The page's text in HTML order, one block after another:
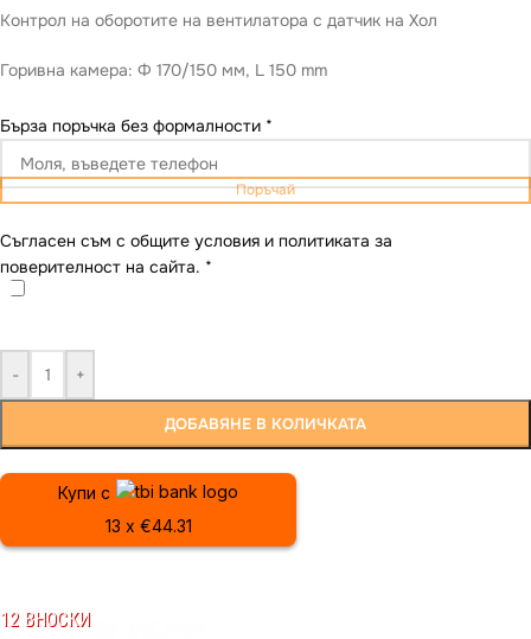
Контрол на оборотите на вентилатора с датчик на Хол
Горивна камера: Ф 170/150 мм, L 150 mm
Бърза поръчка без формалности *
Поръчай
Съгласен съм с общите условия и политиката за
поверителност на сайта. *
- +
ДОБАВЯНЕ В КОЛИЧКАТА
Купи с
13 x €44.31
12 ВНОСКИ